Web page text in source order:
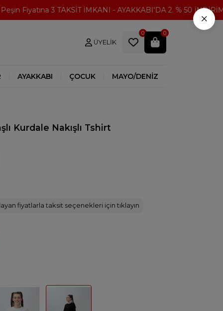
Fiyatına 3 TAKSİT İMKANI - AYAKKABI'DA 2. % 50 İNDİRİM
ÜYELIK
0 0
AYAKKABI ÇOCUK MAYO/DENİZ
Kurdale Nakışlı Tshirt
fiyatlarla taksit seçenekleri için tıklayın
×